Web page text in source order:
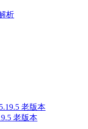
析
老版本